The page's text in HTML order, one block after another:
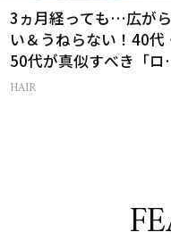
3ヵ月経っても…広が
い＆うねらない！40代
50代が真似すべき「ロ
レイヤーボブ」
HAIR